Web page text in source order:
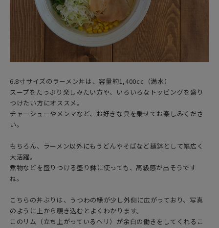
6.8寸サイズのラーメン丼は、容量約1,400cc（満水）
スープをたっぷり楽しみたい方や、いろいろなトッピングを盛り
つけたい方にオススメ。
チャーシューやメンマなど、お好きな具を乗せてお楽しみくださ
い。
もちろん、ラーメン以外にもうどんやそばなど麺鉢として幅広く
大活躍。
煮物などを盛りつける盛り鉢に使っても、高級感が出そうです
ね。
こちらの丼ぶりは、うつわの縁が少し外側に広がっており、写真
のように上から覗き込むとよくわかります。
このリム（立ち上がっているヘリ）が余白の働きをしてくれるこ